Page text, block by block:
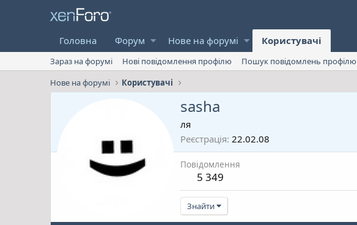
Головна Форум Нове на форумі Користувачі
Зараз на форумі Нові повідомлення профілю
Пошук повідомлень профілю
Нове на форумі
Користувачі
sasha
ля
Реєстрація 22.02.08
Повідомлення
5 349
Знайти